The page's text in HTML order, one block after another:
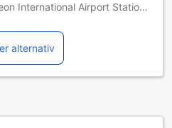
International Airport Station,
to DUNNAE Station.
in the room.
alternativ